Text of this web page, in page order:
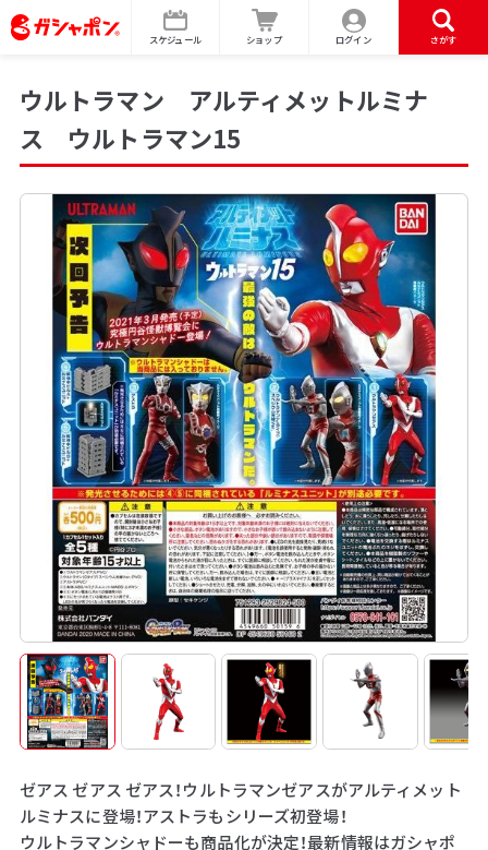
スケジュール ショップ ログイン さがす
ウルトラマン アルティメットルミナ
ス ウルトラマン15
ゼアス ゼアス ゼアス！ウルトラマンゼアスがアルティメット
ルミナスに登場！アストラもシリーズ初登場！
ウルトラマンシャドーも商品化が決定！最新情報はガシャポ